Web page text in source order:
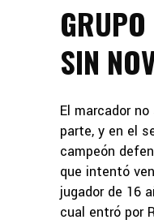
SIN
El marcador
parte, y en el
campeón
que intentó
jugador de 16
cual entró por